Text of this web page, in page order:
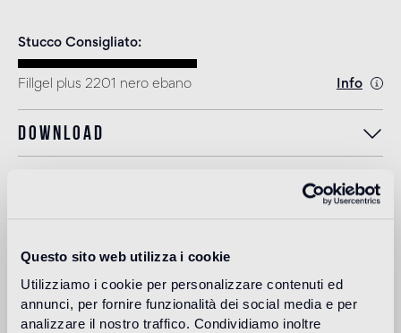
Questo sito web utilizza i cookie
Utilizziamo i cookie per personalizzare contenuti ed
annunci, per fornire funzionalità dei social media e per
analizzare il nostro traffico. Condividiamo inoltre
Stucco Consigliato
Fillgel plus 2201 nero ebano Info
Download
Tord Boontje nasce in Olanda nel 1968. Completata la
formazione accademica presso la Eindhoven Design